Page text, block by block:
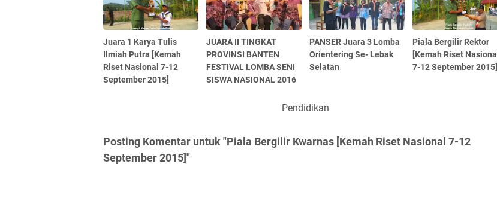
Juara 1 Karya Tulis
Ilmiah Putra [Kemah
Riset Nasional 7-12
September 2015]
JUARA II TINGKAT
PROVINSI BANTEN
FESTIVAL LOMBA SENI
SISWA NASIONAL 2016
PANSER Juara 3 Lomba
Orientering Se- Lebak
Selatan
Piala Bergilir Rektor
[Kemah Riset Nasional
7-12 September 2015]
Pendidikan
Posting Komentar untuk "Piala Bergilir Kwarnas [Kemah Riset Nasional 7-12
September 2015]"